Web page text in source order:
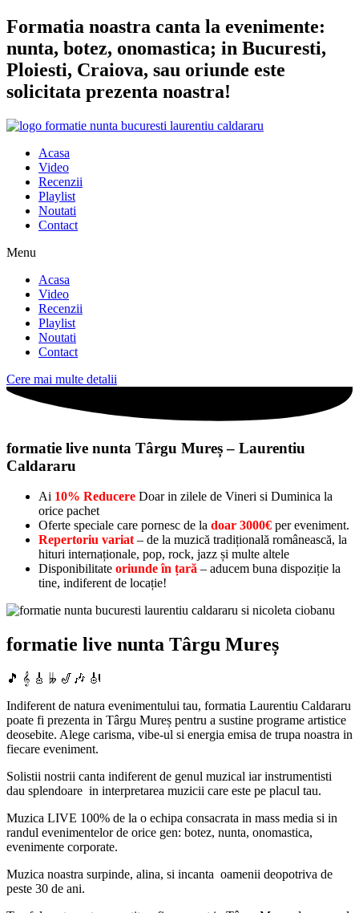
Sari
la
conținut
Formatia noastra canta la evenimente:
nunta, botez, onomastica; in Bucuresti,
Ploiesti, Craiova, sau oriunde este
solicitata prezenta noastra!
Acasa
Video
Recenzii
Playlist
Noutati
Contact
Menu
Acasa
Video
Recenzii
Playlist
Noutati
Contact
Cere mai multe detalii
formatie live nunta Târgu Mureș – Laurentiu
Caldararu
Ai 10% Reducere Doar in zilele de Vineri si Duminica la
orice pachet
Oferte speciale care pornesc de la doar 3000€ per eveniment.
Repertoriu variat– de la muzică tradițională românească, la
hituri internaționale, pop, rock, jazz și multe altele
Disponibilitate oriunde în țară – aducem buna dispoziție la
tine, indiferent de locație!
formatie live nunta Târgu Mureș
🎵 𝄞 🎸 𝄫 🎷🎶 🎻
Indiferent de natura evenimentului tau, formatia Laurentiu Caldararu
poate fi prezenta in Târgu Mureș pentru a sustine programe artistice
deosebite. Alege carisma, vibe-ul si energia emisa de trupa noastra in
fiecare eveniment.
Solistii nostrii canta indiferent de genul muzical iar instrumentisti
dau splendoare in interpretarea muzicii care este pe placul tau.
Muzica LIVE 100% de la o echipa consacrata in mass media si in
randul evenimentelor de orice gen: botez, nunta, onomastica,
evenimente corporate.
Muzica noastra surpinde, alina, si incanta oamenii deopotriva de
peste 30 de ani.